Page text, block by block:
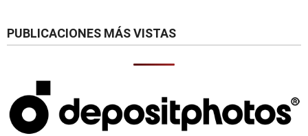
PUBLICACIONES MÁS VISTAS